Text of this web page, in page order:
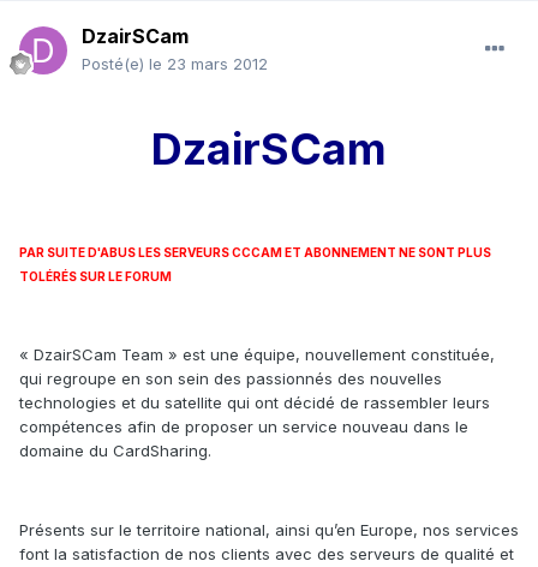
DzairSCam
Posté(e) le 23 mars 2012
DzairSCam
PAR SUITE D'ABUS LES SERVEURS CCCAM ET ABONNEMENT NE SONT PLUS
TOLÉRÉS SUR LE FORUM
« DzairSCam Team » est une équipe, nouvellement constituée,
qui regroupe en son sein des passionnés des nouvelles
technologies et du satellite qui ont décidé de rassembler leurs
compétences afin de proposer un service nouveau dans le
domaine du CardSharing.
Présents sur le territoire national, ainsi qu’en Europe, nos services
font la satisfaction de nos clients avec des serveurs de qualité et